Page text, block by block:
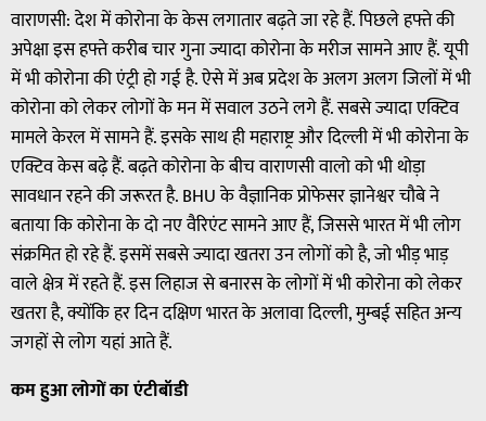
वाराणसी: देश में कोरोना के केस लगातार बढ़ते जा रहे हैं. पिछले हफ्ते की
अपेक्षा इस हफ्ते करीब चार गुना ज्यादा कोरोना के मरीज सामने आए हैं. यूपी
में भी कोरोना की एंट्री हो गई है. ऐसे में अब प्रदेश के अलग अलग जिलों में भी
कोरोना को लेकर लोगों के मन में सवाल उठने लगे हैं. सबसे ज्यादा एक्टिव
मामले केरल में सामने हैं. इसके साथ ही महाराष्ट्र और दिल्ली में भी कोरोना के
एक्टिव केस बढ़े हैं. बढ़ते कोरोना के बीच वाराणसी वालो को भी थोड़ा
सावधान रहने की जरूरत है. BHU के वैज्ञानिक प्रोफेसर ज्ञानेश्वर चौबे ने
बताया कि कोरोना के दो नए वैरिएंट सामने आए हैं, जिससे भारत में भी लोग
संक्रमित हो रहे हैं. इसमें सबसे ज्यादा खतरा उन लोगों को है, जो भीड़ भाड़
वाले क्षेत्र में रहते हैं. इस लिहाज से बनारस के लोगों में भी कोरोना को लेकर
खतरा है, क्योंकि हर दिन दक्षिण भारत के अलावा दिल्ली, मुम्बई सहित अन्य
जगहों से लोग यहां आते हैं.
कम हुआ लोगों का एंटीबॉडी